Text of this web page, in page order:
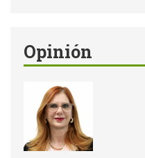
Opinión